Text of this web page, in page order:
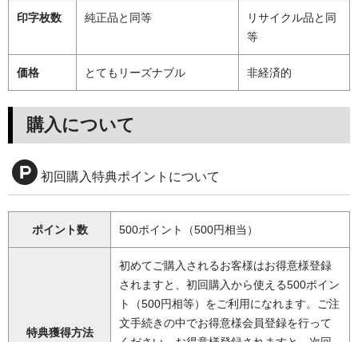
印字枚数 純正品と同等
リサイクル品と同
等
価格 とてもリーズナブル 非経済的
購入について
初回購入特典ポイントについて
ポイント数 500ポイント（500円相当）
特典獲得方法
初めてご購入されるお客様はお得意様登録
されますと、初回購入から使える500ポイン
ト（500円相等）をご利用になれます。ご注
文手続きの中でお得意様会員登録を行って